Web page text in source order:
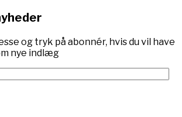
og tryk på abonnér, hvis du vil have
nye indlæg